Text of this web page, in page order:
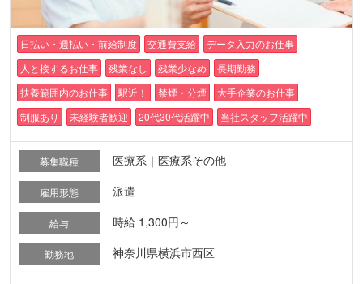
日払い・週払い・前給制度 交通費支給
データ入力のお仕事
人と接するお仕事
残業なし 残業少なめ
長期勤務
扶養範囲内のお仕事
駅近！ 禁煙・分煙
大手企業のお仕事
制服あり
未経験者歓迎 20代30代活躍中 当社スタッフ活躍中
募集職種 医療系｜医療系その他
雇用形態 派遣
給与 時給 1,300円～
勤務地 神奈川県横浜市西区